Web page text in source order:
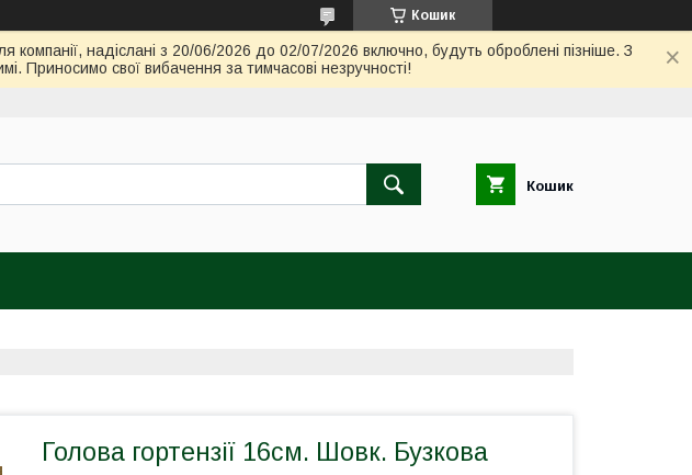
Кошик
надіслані з 20/06/2026 до 02/07/2026 включно, будуть оброблені пізніше. З
Приносимо свої вибачення за тимчасові незручності!
Кошик
Голова гортензії 16см. Шовк. Бузкова